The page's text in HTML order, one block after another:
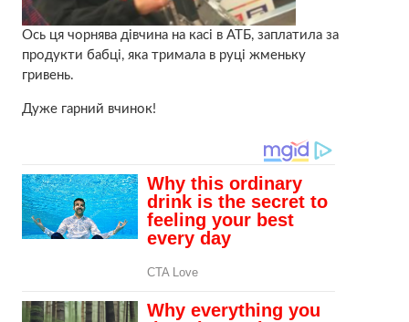
Ось ця чорнява дівчина на касі в АТБ, заплатила за
продукти бабці, яка тримала в руці жменьку
гривень.
Дуже гарний вчинок!